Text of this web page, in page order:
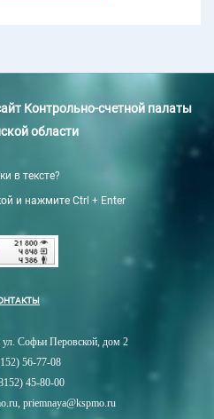
Контрольно-счетной палаты
области
в тексте?
и нажмите Ctrl + Enter
Софьи Перовской, дом 2
56-77-08
45-80-00
priemnaya@kspmo.ru